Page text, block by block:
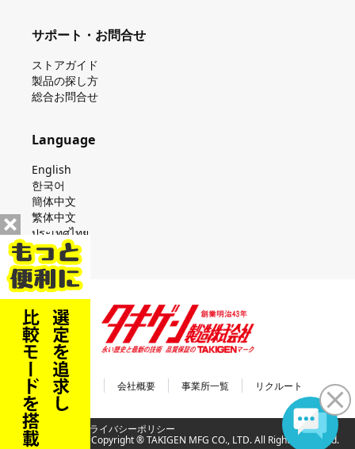
サポート・お問合せ
ストアガイド
製品の探し⽅
総合お問合せ
Language
English
한국어
簡体中文
繁体中文
ประเทศไทย
会社案内 会社概要 事業所一覧 リクルート
利用規約
プライバシーポリシー
Copyright ®︎ TAKIGEN MFG CO., LTD. All Rights reserved.